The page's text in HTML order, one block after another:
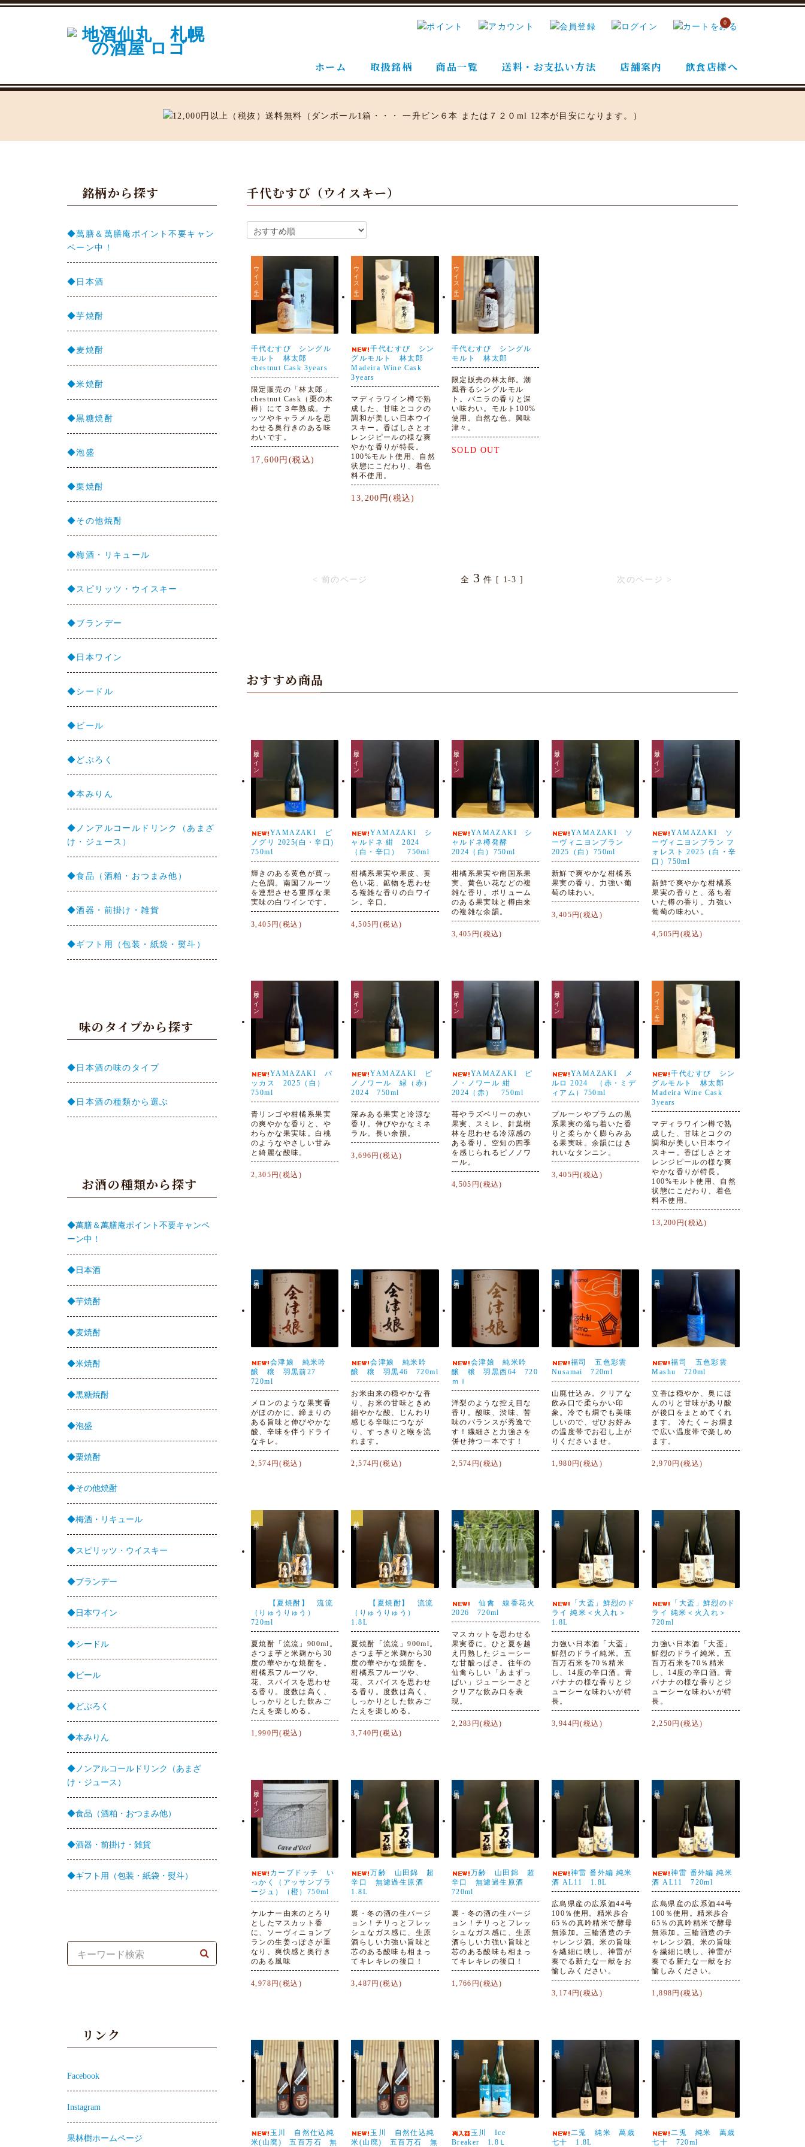
0
ホーム 取扱銘柄 商品一覧 送料・お支払い方法 店舗案内 飲食店様へ
銘柄から探す
◆萬膳＆萬膳庵ポイント不要キャン
ペーン中！
◆日本酒
◆芋焼酎
◆麦焼酎
◆米焼酎
◆黒糖焼酎
◆泡盛
◆栗焼酎
◆その他焼酎
◆梅酒・リキュール
◆スピリッツ・ウイスキー
◆ブランデー
◆日本ワイン
◆シードル
◆ビール
◆どぶろく
◆本みりん
◆ノンアルコールドリンク（あまざ
け・ジュース）
◆食品（酒粕・おつまみ他）
◆酒器・前掛け・雑貨
◆ギフト用（包装・紙袋・熨斗）
味のタイプから探す
◆日本酒の味のタイプ
◆日本酒の種類から選ぶ
お酒の種類から探す
◆萬膳＆萬膳庵ポイント不要キャンペ
ーン中！
◆日本酒
◆芋焼酎
◆麦焼酎
◆米焼酎
◆黒糖焼酎
◆泡盛
◆栗焼酎
◆その他焼酎
◆梅酒・リキュール
◆スピリッツ・ウイスキー
◆ブランデー
◆日本ワイン
◆シードル
◆ビール
◆どぶろく
◆本みりん
◆ノンアルコールドリンク（あまざ
け・ジュース）
◆食品（酒粕・おつまみ他）
◆酒器・前掛け・雑貨
◆ギフト用（包装・紙袋・熨斗）
リンク
Facebook
Instagram
果林樹ホームページ
千代むすび（ウイスキー）
ウイスキー
千代むすび シングル
モルト 林太郎
chestnut Cask 3years
限定販売の「林太郎」
chestnut Cask（栗の木
樽）にて３年熟成。ナ
ッツやキャラメルを思
わせる奥行きのある味
わいです。
17,600円(税込)
ウイスキー
千代むすび シン
グルモルト 林太郎
Madeira Wine Cask
3years
マディラワイン樽で熟
成した、甘味とコクの
調和が美しい日本ウイ
スキー。香ばしさとオ
レンジピールの様な爽
やかな香りが特長。
100%モルト使用、自然
状態にこだわり、着色
料不使用。
13,200円(税込)
ウイスキー
千代むすび シングル
モルト 林太郎
限定販売の林太郎。潮
風香るシングルモル
ト。バニラの香りと深
い味わい。モルト100%
使用。自然な色。興味
津々。
SOLD OUT
< 前のページ 次のページ >
全 3 件 [ 1-3 ]
おすすめ商品
日本ワイン
YAMAZAKI ピ
ノグリ 2025(白・辛口)
750ml
輝きのある黄色が買っ
た色調。南国フルーツ
を連想させる重厚な果
実味の白ワインです。
3,405円(税込)
日本ワイン
YAMAZAKI シ
ャルドネ 紺 2024
（白・辛口） 750ml
柑橘系果実や果皮、黄
色い花、鉱物を思わせ
る複雑な香りの白ワイ
ン。辛口。
4,505円(税込)
日本ワイン
YAMAZAKI シ
ャルドネ樽発酵
2024（白）750ml
柑橘系果実や南国系果
実、黄色い花などの複
雑な香り。ボリューム
のある果実味と樽由来
の複雑な余韻。
3,405円(税込)
日本ワイン
YAMAZAKI ソ
ーヴィニヨンブラン
2025（白）750ml
新鮮で爽やかな柑橘系
果実の香り。力強い葡
萄の味わい。
3,405円(税込)
日本ワイン
YAMAZAKI ソ
ーヴィニヨンブラン フ
ォレスト 2025（白・辛
口）750ml
新鮮で爽やかな柑橘系
果実の香りと、落ち着
いた樽の香り。力強い
葡萄の味わい。
4,505円(税込)
日本ワイン
YAMAZAKI バ
ッカス 2025（白）
750ml
青リンゴや柑橘系果実
の爽やかな香りと、や
わらかな果実味。白桃
のようなやさしい甘み
と綺麗な酸味。
2,305円(税込)
日本ワイン
YAMAZAKI ピ
ノノワール 緑（赤）
2024 750ml
深みある果実と冷涼な
香り。伸びやかなミネ
ラル。長い余韻。
3,696円(税込)
日本ワイン
YAMAZAKI ピ
ノ・ノワール 紺
2024（赤） 750ml
苺やラズベリーの赤い
果実、スミレ、針葉樹
林を思わせる冷涼感の
ある香り。空知の四季
を感じられるピノノワ
ール。
4,505円(税込)
日本ワイン
YAMAZAKI メ
ルロ 2024 （赤・ミデ
ィアム）750ml
プルーンやプラムの黒
系果実の落ち着いた香
りと柔らかく膨らみあ
る果実味。余韻にはき
れいなタンニン。
3,405円(税込)
ウイスキー
千代むすび シン
グルモルト 林太郎
Madeira Wine Cask
3years
マディラワイン樽で熟
成した、甘味とコクの
調和が美しい日本ウイ
スキー。香ばしさとオ
レンジピールの様な爽
やかな香りが特長。
100%モルト使用、自然
状態にこだわり、着色
料不使用。
13,200円(税込)
会津娘 純米吟
醸 穣 羽黒前27
720ml
メロンのような果実香
がほのかに、締まりの
ある旨味と伸びやかな
酸、辛味を伴うドライ
なキレ。
2,574円(税込)
会津娘 純米吟
醸 穣 羽黒46 720ml
お米由来の穏やかな香
り、お米の甘味ときめ
細やかな酸、じんわり
感じる辛味につなが
り、すっきりと喉を流
れます。
2,574円(税込)
会津娘 純米吟
醸 穣 羽黒西64 720
ｍｌ
洋梨のような控え目な
香り。酸味、渋味、苦
味のバランスが秀逸で
す！繊細さと力強さを
併せ持つ一本です！
2,574円(税込)
福司 五色彩雲
Nusamai 720ml
山廃仕込み。クリアな
飲み口で柔らかい印
象。冷でも燗でも美味
しいので、ぜひお好み
の温度帯でお召し上が
りくださいませ。
1,980円(税込)
福司 五色彩雲
Mashu 720ml
立香は穏やか、奥にほ
んのりと甘味があり酸
が後口をまとめてくれ
ます。 冷たく～お燗ま
で広い温度帯で楽しめ
ます。
2,970円(税込)
【夏焼酎】 流流
（りゅうりゅう）
720ml
夏焼酎「流流」900ml。
さつま芋と米麹から30
度の華やかな焼酎を。
柑橘系フルーツや、
花、スパイスを思わせ
る香り。度数は高く、
しっかりとした飲みご
たえを楽しめる。
1,990円(税込)
【夏焼酎】 流流
（りゅうりゅう）
1.8L
夏焼酎「流流」900ml。
さつま芋と米麹から30
度の華やかな焼酎を。
柑橘系フルーツや、
花、スパイスを思わせ
る香り。度数は高く、
しっかりとした飲みご
たえを楽しめる。
3,740円(税込)
仙禽 線香花火
2026 720ml
マスカットを思わせる
果実香に、ひと夏を越
え円熟したジューシー
な甘酸っぱさ。往年の
仙禽らしい「あまずっ
ぱい」ジューシーさと
クリアな飲み口を表
現。
2,283円(税込)
「大盃」鮮烈のド
ライ 純米＜火入れ＞
1.8L
力強い日本酒「大盃」
鮮烈のドライ純米。五
百万石米を70％精米
し、14度の辛口酒。青
バナナの様な香りとジ
ューシーな味わいが特
長。
3,944円(税込)
「大盃」鮮烈のド
ライ 純米＜火入れ＞
720ml
力強い日本酒「大盃」
鮮烈のドライ純米。五
百万石米を70％精米
し、14度の辛口酒。青
バナナの様な香りとジ
ューシーな味わいが特
長。
2,250円(税込)
日本ワイン
カーブドッチ い
っかく（アッサンブラ
ージュ）（橙）750ml
ケルナー由来のとろり
としたマスカット香
に、ソーヴィニョンブ
ランの生姜っぽさが重
なり、爽快感と奥行き
のある風味
4,978円(税込)
万齢 山田錦 超
辛口 無濾過生原酒
1.8L
裏・冬の酒の生バージ
ョン！チリっとフレッ
シュなガス感に、生原
酒らしい力強い旨味と
芯のある酸味も相まっ
てキレキレの後口！
3,487円(税込)
万齢 山田錦 超
辛口 無濾過生原酒
720ml
裏・冬の酒の生バージ
ョン！チリっとフレッ
シュなガス感に、生原
酒らしい力強い旨味と
芯のある酸味も相まっ
てキレキレの後口！
1,766円(税込)
神雷 番外編 純米
酒 AL11 1.8L
広島県産の広系酒44号
100％使用。精米歩合
65％の真吟精米で酵母
無添加。三輪酒造のチ
ャレンジ酒。米の旨味
を繊細に映し、神雷が
奏でる新たな一献をお
愉しみください。
3,174円(税込)
神雷 番外編 純米
酒 AL11 720ml
広島県産の広系酒44号
100％使用。精米歩合
65％の真吟精米で酵母
無添加。三輪酒造のチ
ャレンジ酒。米の旨味
を繊細に映し、神雷が
奏でる新たな一献をお
愉しみください。
1,898円(税込)
玉川 自然仕込純
米(山廃) 五百万石 無
玉川 自然仕込純
米(山廃) 五百万石 無
玉川 Ice
Breaker 1.8Ｌ
二兎 純米 萬歳
七十 1.8L
二兎 純米 萬歳
七十 720ml